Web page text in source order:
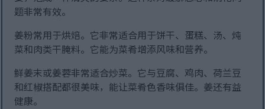
题非常有效。
姜粉常用于烘焙。它非常适合用于饼干、蛋糕、汤、炖
菜和肉类干腌料。它能为菜肴增添风味和营养。
鲜姜末或姜蓉非常适合炒菜。它与豆腐、鸡肉、荷兰豆
和红椒搭配都很美味，能让菜肴色香味俱佳。姜还有益
健康。